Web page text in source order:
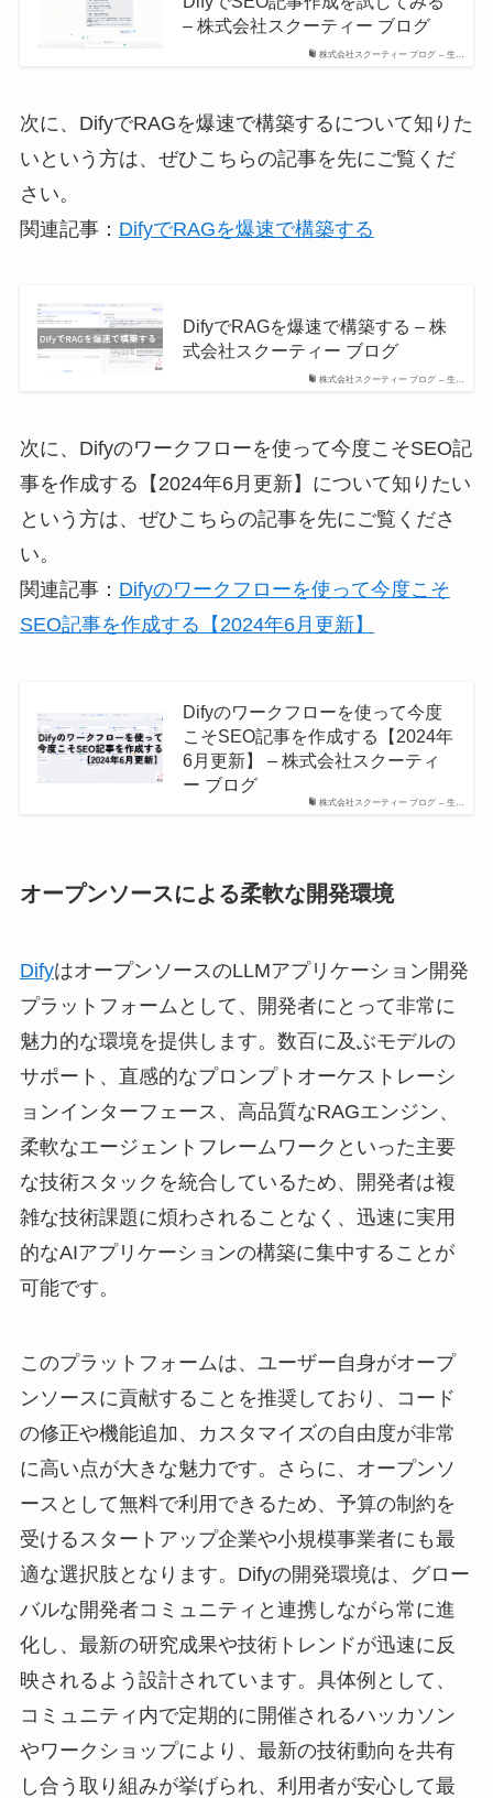
株式会社スクーティー ブログ – 生…
– 株式会社スクーティー ブログ
次に、DifyでRAGを爆速で構築するについて知りた
いという方は、ぜひこちらの記事を先にご覧くだ
さい。
関連記事： DifyでRAGを爆速で構築する
株式会社スクーティー ブログ – 生…
DifyでRAGを爆速で構築する – 株
式会社スクーティー ブログ
次に、Difyのワークフローを使って今度こそSEO記
事を作成する【2024年6月更新】について知りたい
という方は、ぜひこちらの記事を先にご覧くださ
い。
関連記事： Difyのワークフローを使って今度こそ
SEO記事を作成する【2024年6月更新】
株式会社スクーティー ブログ – 生…
Difyのワークフローを使って今度
こそSEO記事を作成する【2024年
6月更新】 – 株式会社スクーティ
ー ブログ
オープンソースによる柔軟な開発環境
DifyはオープンソースのLLMアプリケーション開発
プラットフォームとして、開発者にとって非常に
魅力的な環境を提供します。数百に及ぶモデルの
サポート、直感的なプロンプトオーケストレーシ
ョンインターフェース、高品質なRAGエンジン、
柔軟なエージェントフレームワークといった主要
な技術スタックを統合しているため、開発者は複
雑な技術課題に煩わされることなく、迅速に実用
的なAIアプリケーションの構築に集中することが
可能です。
このプラットフォームは、ユーザー自身がオープ
ンソースに貢献することを推奨しており、コード
の修正や機能追加、カスタマイズの自由度が非常
に高い点が大きな魅力です。さらに、オープンソ
ースとして無料で利用できるため、予算の制約を
受けるスタートアップ企業や小規模事業者にも最
適な選択肢となります。Difyの開発環境は、グロー
バルな開発者コミュニティと連携しながら常に進
化し、最新の研究成果や技術トレンドが迅速に反
映されるよう設計されています。具体例として、
コミュニティ内で定期的に開催されるハッカソン
やワークショップにより、最新の技術動向を共有
し合う取り組みが挙げられ、利用者が安心して最